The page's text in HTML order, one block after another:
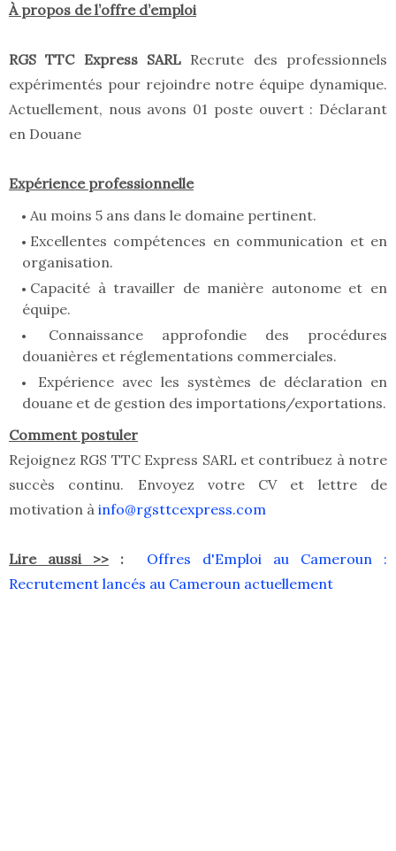
À propos de l’offre d’emploi
RGS TTC Express SARL Recrute des professionnels
expérimentés pour rejoindre notre équipe dynamique.
Actuellement, nous avons 01 poste ouvert : Déclarant
en Douane
Expérience professionnelle
Au moins 5 ans dans le domaine pertinent.
Excellentes compétences en communication et en
organisation.
Capacité à travailler de manière autonome et en
équipe.
Connaissance approfondie des procédures
douanières et réglementations commerciales.
Expérience avec les systèmes de déclaration en
douane et de gestion des importations/exportations.
Comment postuler
Rejoignez RGS TTC Express SARL et contribuez à notre
succès continu. Envoyez votre CV et lettre de
motivation à info@rgsttcexpress.com
Lire aussi >> : Offres d'Emploi au Cameroun :
Recrutement lancés au Cameroun actuellement